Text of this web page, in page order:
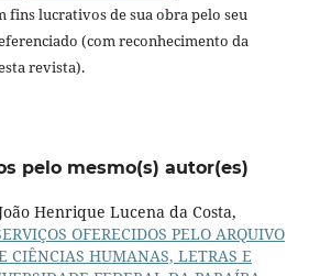
fins lucrativos de sua obra pelo seu
(com reconhecimento da
revista).
pelo mesmo(s) autor(es)
Henrique Lucena da Costa,
OFERECIDOS PELO ARQUIVO
CIÊNCIAS HUMANAS, LETRAS E